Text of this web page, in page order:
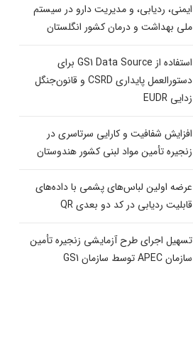
ایمنی، ردیابی، و مدیریت دارو در سیستم
ملی بهداشت و درمان کشور انگلستان
استفاده از GS1 Data Source برای
دستورالعمل پایداری CSRD و قانون‌جنگل
زدایی EUDR
افزایش شفافیت و کارایی سرتاسری در
زنجیره تأمین مواد لبنی کشور هندوستان
عرضه اولین لباس‌های پشمی با داده‌های
قابلیت ردیابی در کد دو بعدی QR
تسهیل اجرای طرح آزمایشی زنجیره تأمین
سازمان APEC توسط سازمان GS1